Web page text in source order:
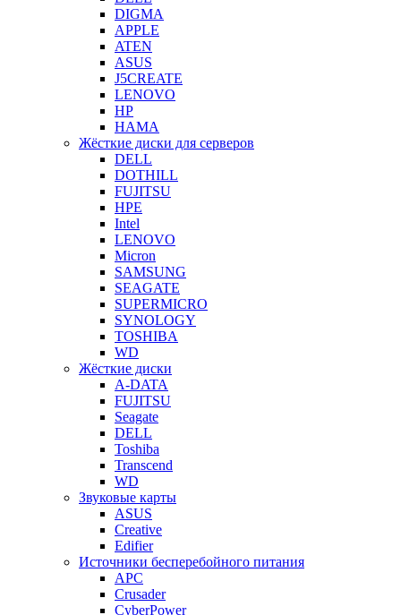
DIGMA
APPLE
ATEN
ASUS
J5CREATE
LENOVO
HP
HAMA
Жёсткие диски для серверов
DELL
DOTHILL
FUJITSU
HPE
Intel
LENOVO
Micron
SAMSUNG
SEAGATE
SUPERMICRO
SYNOLOGY
TOSHIBA
WD
Жёсткие диски
A-DATA
FUJITSU
Seagate
DELL
Toshiba
Transcend
WD
Звуковые карты
ASUS
Creative
Edifier
Источники бесперебойного питания
APC
Crusader
CyberPower